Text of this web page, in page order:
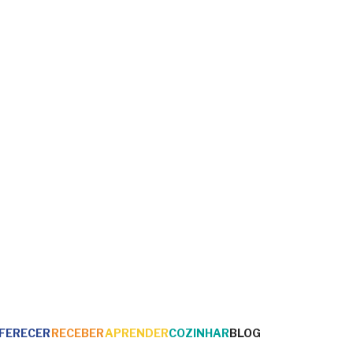
RECEBERAPRENDERCOZINHARBLOG